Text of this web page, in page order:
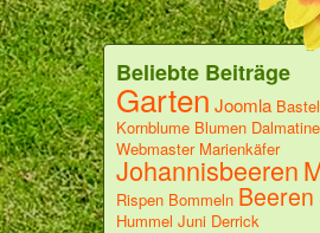
Beliebte Beiträge
Garten Joomla
Kornblume Blumen
Webmaster Marienkäfer
Johannisbeeren
Rispen Bommeln Beeren
Hummel Juni Derrick